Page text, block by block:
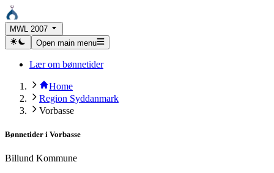
MWL 2007
Open main menu
Lær om bønnetider
Home
Region Syddanmark
Vorbasse
Bønnetider i Vorbasse
Billund Kommune